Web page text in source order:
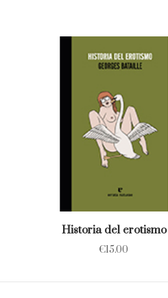
Historia del erotismo
€15.00